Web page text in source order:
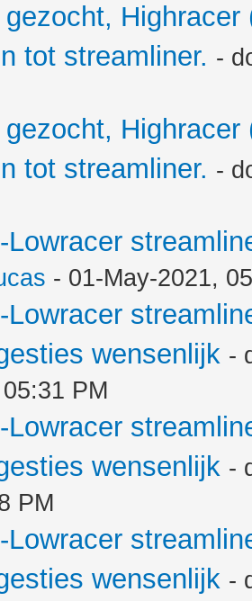
tot streamliner. -
tot streamliner. -
Lowracer
- 01-May-2021,
Lowracer
wensenlijk -
PM
Lowracer
wensenlijk -
PM
Lowracer
wensenlijk -